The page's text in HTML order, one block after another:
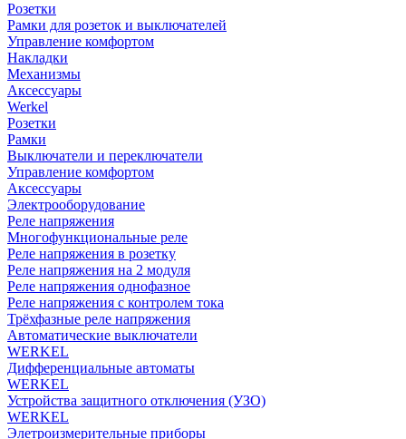
Розетки
Рамки для розеток и выключателей
Управление комфортом
Накладки
Механизмы
Аксессуары
Werkel
Розетки
Рамки
Выключатели и переключатели
Управление комфортом
Аксессуары
Электрооборудование
Реле напряжения
Многофункциональные реле
Реле напряжения в розетку
Реле напряжения на 2 модуля
Реле напряжения однофазное
Реле напряжения с контролем тока
Трёхфазные реле напряжения
Автоматические выключатели
WERKEL
Дифференциальные автоматы
WERKEL
Устройства защитного отключения (УЗО)
WERKEL
Элетроизмерительные приборы